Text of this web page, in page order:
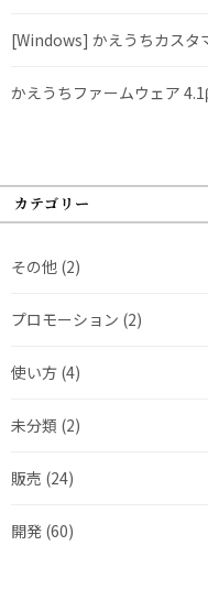
[Windows] かえうちカスタ
かえうちファームウェア
カテゴリー
その他 (2)
プロモーション (2)
使い方 (4)
未分類 (2)
販売 (24)
開発 (60)